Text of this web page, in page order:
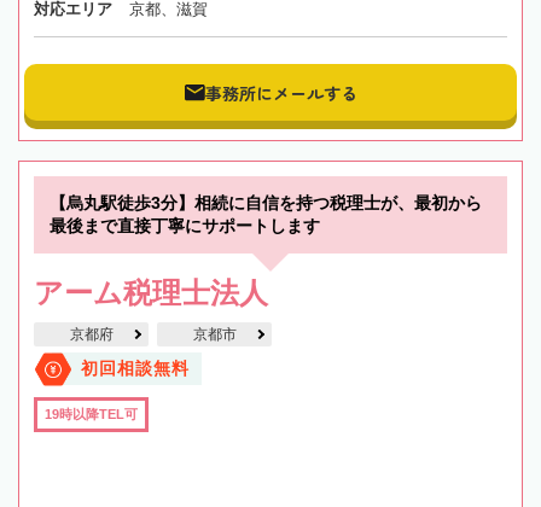
対応エリア 京都、滋賀
事務所にメールする
【烏丸駅徒歩3分】相続に自信を持つ税理士が、最初から
最後まで直接丁寧にサポートします
アーム税理士法人
京都府 京都市
初回相談無料
19時以降TEL可